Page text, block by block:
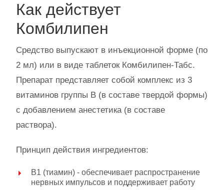
Как действует
Комбилипен
Средство выпускают в инъекционной форме (по
2 мл) или в виде таблеток Комбилипен-Табс.
Препарат представляет собой комплекс из 3
витаминов группы В (в составе твердой формы)
с добавлением анестетика (в составе
раствора).
Принцип действия ингредиентов:
В1 (тиамин) - обеспечивает распространение
нервных импульсов и поддерживает работу